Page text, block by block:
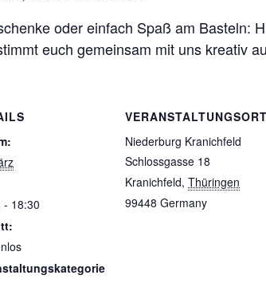
oder einfach Spaß am Basteln:
euch gemeinsam mit uns kreativ
- 18:30
VERANSTALTUNGSORT
Niederburg Kranichfeld
Schlossgasse 18
Kranichfeld, Thüringen
99448 Germany